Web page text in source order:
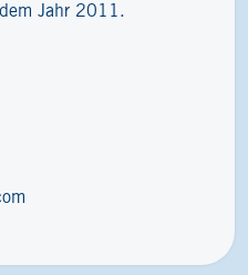
Jahr 2011.